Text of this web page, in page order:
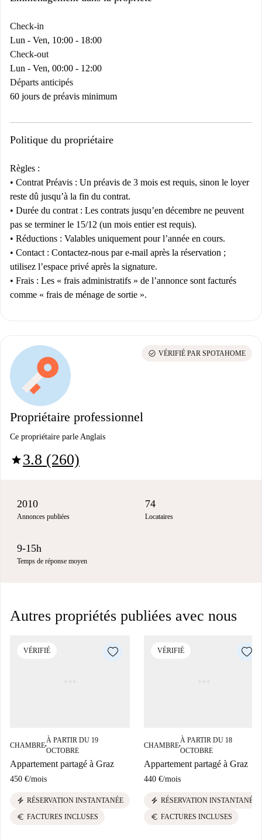
Check-in
Lun - Ven, 10:00 - 18:00
Check-out
Lun - Ven, 00:00 - 12:00
Départs anticipés
60 jours de préavis minimum
Politique du propriétaire
Règles :
• Contrat Préavis : Un préavis de 3 mois est requis, sinon le loyer
reste dû jusqu’à la fin du contrat.
• Durée du contrat : Les contrats jusqu’en décembre ne peuvent
pas se terminer le 15/12 (un mois entier est requis).
• Réductions : Valables uniquement pour l’année en cours.
• Contact : Contactez-nous par e-mail après la réservation ;
utilisez l’espace privé après la signature.
• Frais : Les « frais administratifs » de l’annonce sont facturés
comme « frais de ménage de sortie ».
Propriétaire professionnel
Ce propriétaire parle Anglais
star3.8 (260)
check_circle VÉRIFIÉ PAR SPOTAHOME
2010
Annonces publiées
74
Locataires
9-15h
Temps de réponse moyen
Autres propriétés publiées avec nous
VÉRIFIÉ
CHAMBRE■
À PARTIR DU 19
OCTOBRE
Appartement partagé à Graz
450 €/mois
electric_bolt RÉSERVATION INSTANTANÉE
euro FACTURES INCLUSES
VÉRIFIÉ
CHAMBRE■
À PARTIR DU 18
OCTOBRE
Appartement partagé à Graz
440 €/mois
electric_bolt RÉSERVATION INSTANTANÉE
euro FACTURES INCLUSES